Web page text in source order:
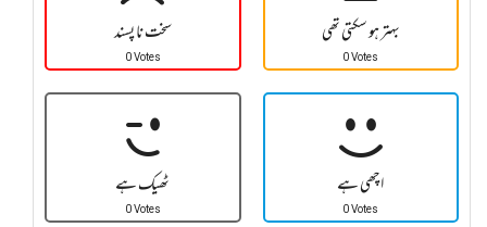
سخت نا پسند
0 Votes
بہتر ہو سکتی تھی
0 Votes
ٹھیک ہے
0 Votes
اچھی ہے
0 Votes